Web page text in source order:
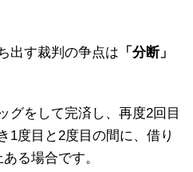
出す裁判の争点は 「分断」
グをして完済し、再度2回目
1度目と2度目の間に、借り
る場合です。